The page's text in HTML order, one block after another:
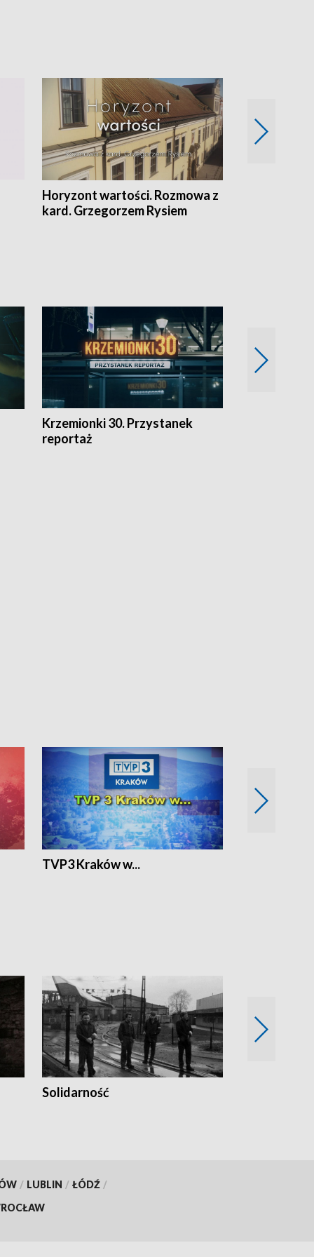
Horyzont wartości. Rozmowa z
kard. Grzegorzem Rysiem
Krzemionki 30. Przystanek
reportaż
TVP3 Kraków w...
Solidarność
/ LUBLIN / ŁÓDŹ /